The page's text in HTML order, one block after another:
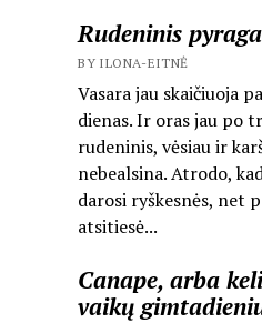
Rudeninis
BY ILONA-EITNĖ
Vasara jau skaičiuoja
dienas. Ir oras jau po
rudeninis, vėsiau ir
nebealsina. Atrodo,
darosi ryškesnės, net
atsitiesė...
Canape, arba
vaikų